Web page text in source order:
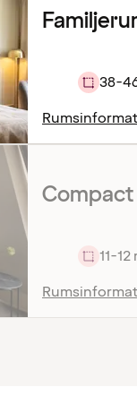
38-
11-12